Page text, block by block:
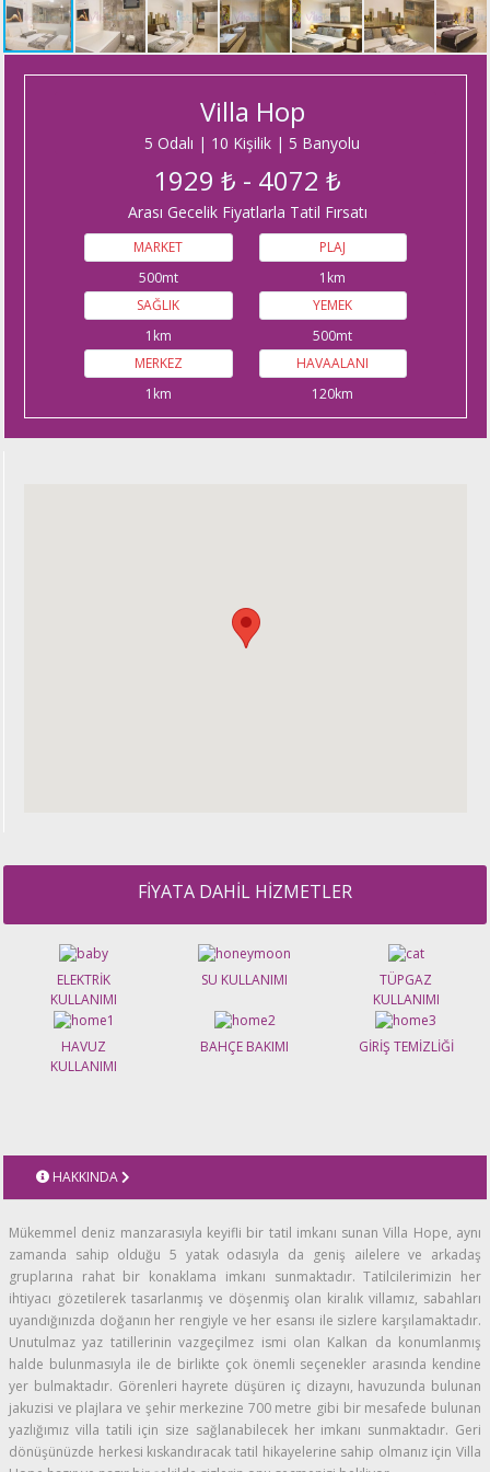
Villa Hop
5 Odalı | 10 Kişilik | 5 Banyolu
1929 ₺ - 4072 ₺
Arası Gecelik Fiyatlarla Tatil Fırsatı
MARKET
500mt
PLAJ
1km
SAĞLIK
1km
YEMEK
500mt
MERKEZ
1km
HAVAALANI
120km
FİYATA DAHİL HİZMETLER
ELEKTRİK
KULLANIMI
SU KULLANIMI
TÜPGAZ
KULLANIMI
HAVUZ
KULLANIMI
BAHÇE BAKIMI GİRİŞ TEMİZLİĞİ
HAKKINDA
Mükemmel deniz manzarasıyla keyifli bir tatil imkanı sunan Villa Hope, aynı
zamanda sahip olduğu 5 yatak odasıyla da geniş ailelere ve arkadaş
gruplarına rahat bir konaklama imkanı sunmaktadır. Tatilcilerimizin her
ihtiyacı gözetilerek tasarlanmış ve döşenmiş olan kiralık villamız, sabahları
uyandığınızda doğanın her rengiyle ve her esansı ile sizlere karşılamaktadır.
Unutulmaz yaz tatillerinin vazgeçilmez ismi olan Kalkan da konumlanmış
halde bulunmasıyla ile de birlikte çok önemli seçenekler arasında kendine
yer bulmaktadır. Görenleri hayrete düşüren iç dizaynı, havuzunda bulunan
jakuzisi ve plajlara ve şehir merkezine 700 metre gibi bir mesafede bulunan
yazlığımız villa tatili için size sağlanabilecek her imkanı sunmaktadır. Geri
dönüşünüzde herkesi kıskandıracak tatil hikayelerine sahip olmanız için Villa